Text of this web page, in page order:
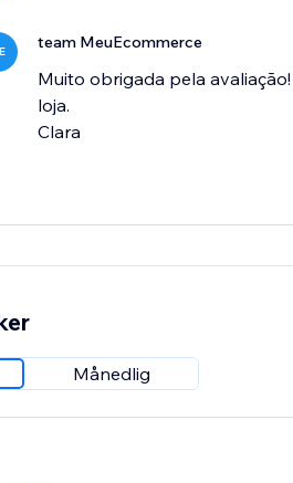
team MeuEcommerce
Muito obrigada pela
loja.
Clara
Månedlig